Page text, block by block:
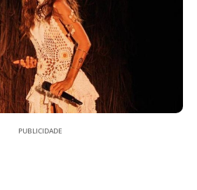
PUBLICIDADE